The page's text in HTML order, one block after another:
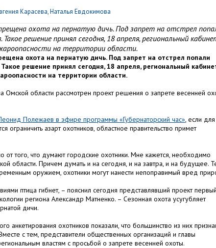
Карасева, Наталья Евдокимова
охота на пернатую дичь. Под запрет на отстрел
решение принял сегодня, 18 апреля, региональный
на территории области.
охота на пернатую дичь. Под запрет на отстрел попали
решение принял сегодня, 18 апреля, региональный
на территории области.
Омской области рассмотрен проект решения о запрете весенней
Полежаев в эфире программы «Губернаторский час», если для
азарт охотников, областное правительство примет
того, что думают городские охотники. Мне кажется, необходимо
области. Причем думать и на сегодня, и на завтра, и на будущее.
оружием, охотники могут нанести непоправимый вред
птица гибнет, – пояснил сегодня представлявший проект первый
региона Александр Матненко. – Сезонная охота усугубляет
дичи.
анкетирования охотников показали, что большинство из них
с тем, представители общественных организаций и главы
властям с просьбой о запрете весенней охоты.